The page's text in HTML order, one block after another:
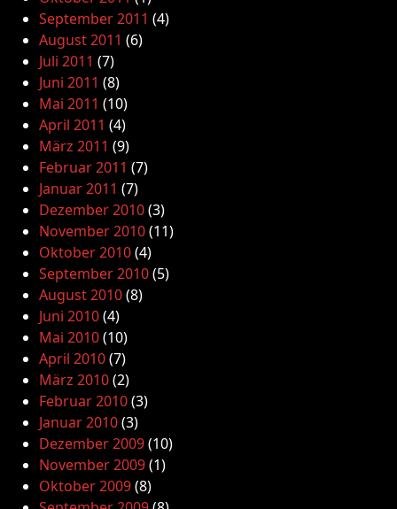
September 2011 (4)
August 2011 (6)
Juli 2011 (7)
Juni 2011 (8)
Mai 2011 (10)
April 2011 (4)
März 2011 (9)
Februar 2011 (7)
Januar 2011 (7)
Dezember 2010(3)
November 2010(11)
Oktober 2010(4)
September 2010(5)
August 2010(8)
Juni 2010(4)
Mai 2010(10)
April 2010(7)
März 2010(2)
Februar 2010(3)
Januar 2010(3)
Dezember 2009(10)
November 2009(1)
Oktober 2009(8)